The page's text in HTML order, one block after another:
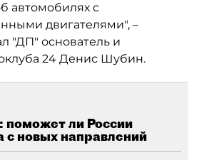
автомобилях с
двигателями", –
"ДП" основатель и
24 Денис Шубин.
ли России
с новых направлений